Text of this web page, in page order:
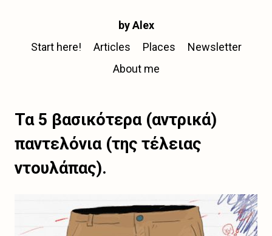
by Alex
Start here!
Articles Places
Newsletter
About me
Τα 5 βασικότερα (αντρικά)
παντελόνια (της τέλειας
ντουλάπας).